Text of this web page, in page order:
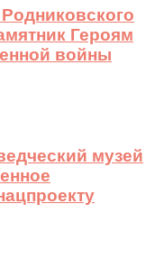
Героям
войны
музей